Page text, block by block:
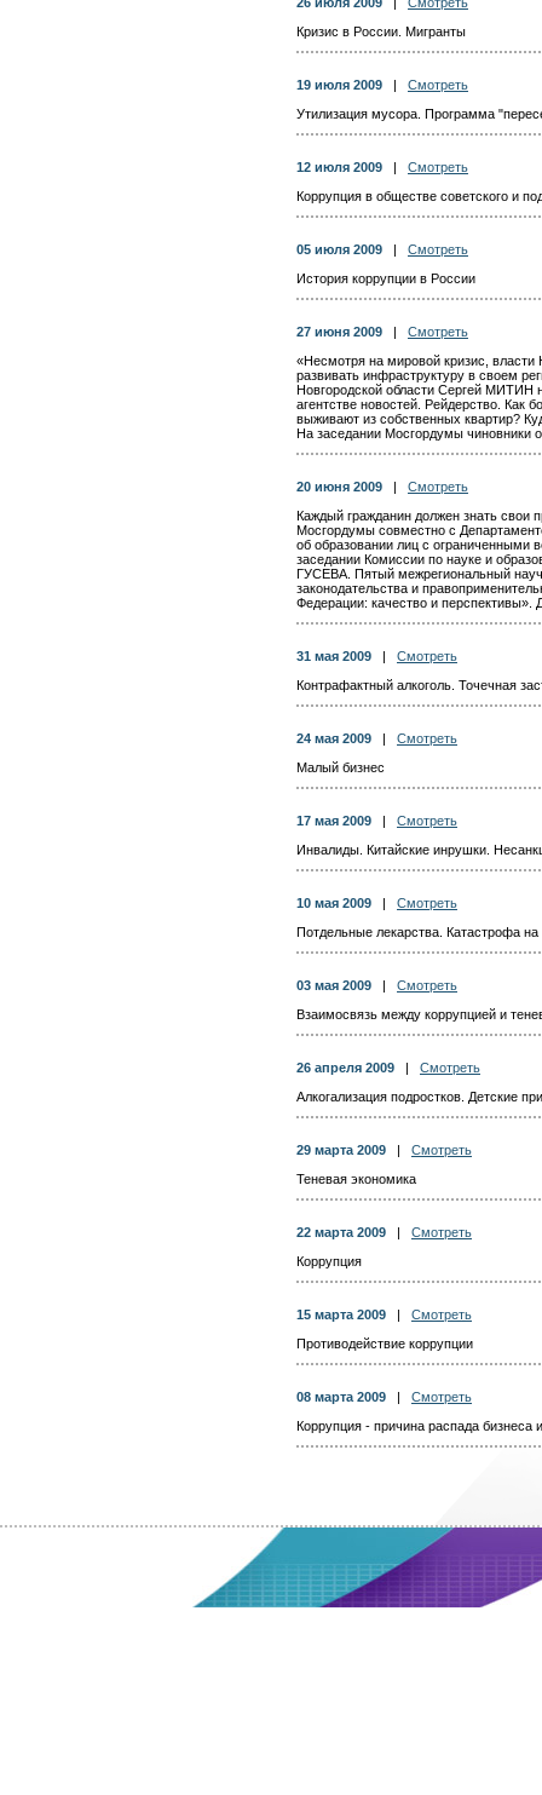
Кризис в России. Мигранты
19 июля 2009
Смотреть
Утилизация мусора. Программа
12 июля 2009
Смотреть
Коррупция в обществе советского и
05 июля 2009
Смотреть
История коррупции в России
27 июня 2009
Смотреть
«Несмотря на мировой кризис, власти
развивать инфраструктуру в своем
Новгородской области Сергей
агентстве новостей. Рейдерство. Как
выживают из собственных квартир?
На заседании Мосгордумы чиновники
20 июня 2009
Смотреть
Каждый гражданин должен знать свои
Мосгордумы совместно с
об образовании лиц с ограниченными
заседании Комиссии по науке и
ГУСЕВА. Пятый межрегиональный
законодательства и
Федерации: качество и перспективы».
31 мая 2009
Смотреть
Контрафактный алкоголь. Точечная
24 мая 2009
Смотреть
Малый бизнес
17 мая 2009
Смотреть
Инвалиды. Китайские инрушки.
10 мая 2009
Смотреть
Потдельные лекарства. Катастрофа
03 мая 2009
Смотреть
Взаимосвязь между коррупцией и
26 апреля 2009
Смотреть
Алкогализация подростков. Детские
29 марта 2009
Смотреть
Теневая экономика
22 марта 2009
Смотреть
Коррупция
15 марта 2009
Смотреть
Противодействие коррупции
08 марта 2009
Смотреть
Коррупция - причина распада